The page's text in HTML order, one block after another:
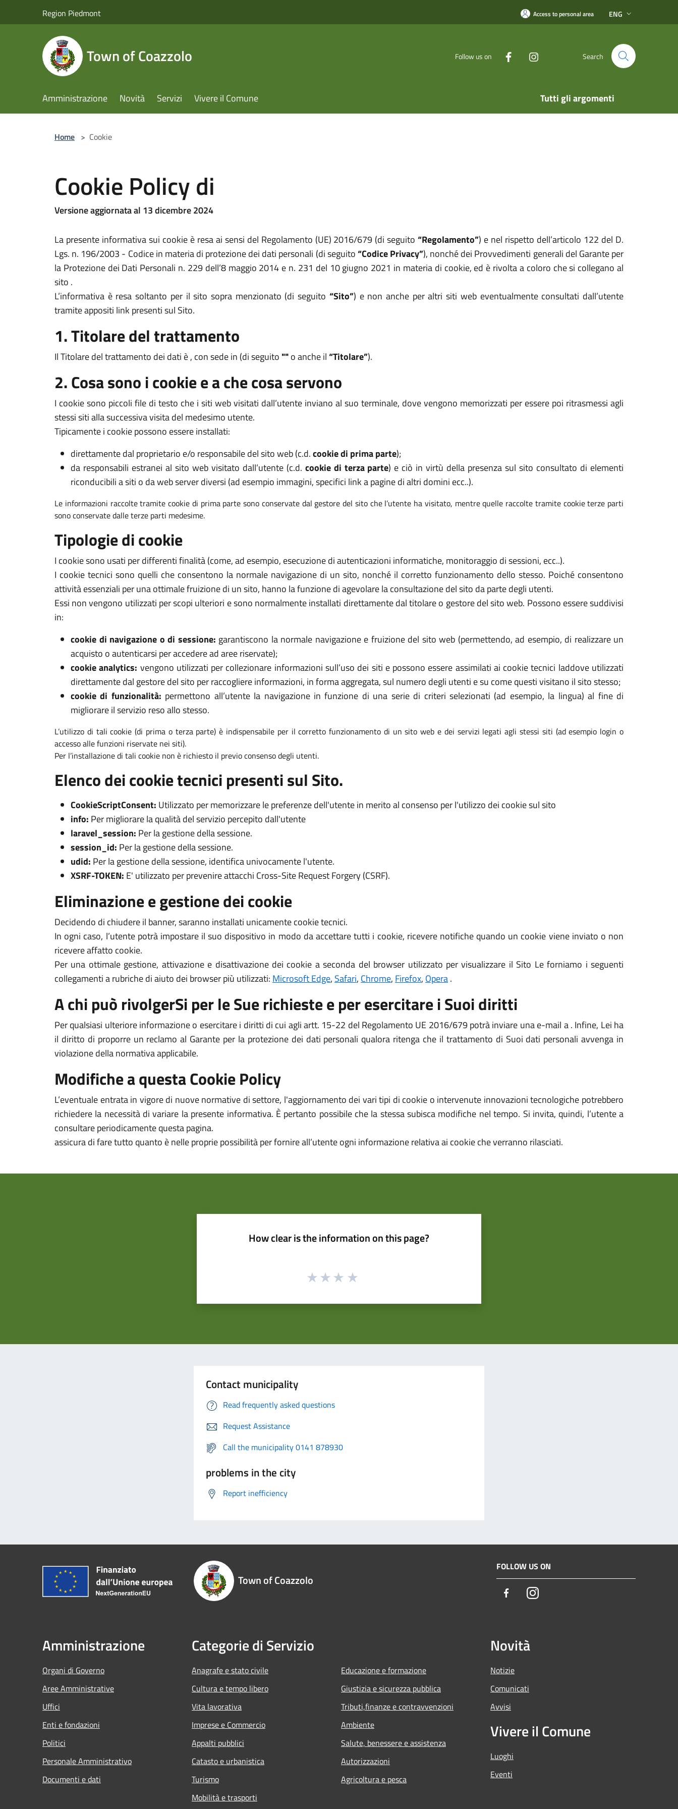
Region Piedmont Access to personal area ENG
Town of Coazzolo Follow us on Search
Amministrazione Novità Servizi Vivere il Comune Tutti gli argomenti
Home > Cookie
Cookie Policy di
Versione aggiornata al 13 dicembre 2024
La presente informativa sui cookie è resa ai sensi del Regolamento (UE) 2016/679 (di seguito“Regolamento”) e nel rispetto dell’articolo 122 del D.
Lgs. n. 196/2003 - Codice in materia di protezione dei dati personali (di seguito“Codice Privacy”), nonché dei Provvedimenti generali del Garante per
la Protezione dei Dati Personali n. 229 dell’8 maggio 2014 e n. 231 del 10 giugno 2021 in materia di cookie, ed è rivolta a coloro che si collegano al
sito .
L’informativa è resa soltanto per il sito sopra menzionato (di seguito “Sito”) e non anche per altri siti web eventualmente consultati dall’utente
tramite appositi link presenti sul Sito.
1. Titolare del trattamento
Il Titolare del trattamento dei dati è , con sede in (di seguito ""o anche il“Titolare”).
2. Cosa sono i cookie e a che cosa servono
I cookie sono piccoli file di testo che i siti web visitati dall’utente inviano al suo terminale, dove vengono memorizzati per essere poi ritrasmessi agli
stessi siti alla successiva visita del medesimo utente.
Tipicamente i cookie possono essere installati:
direttamente dal proprietario e/o responsabile del sito web (c.d.cookie di prima parte);
da responsabili estranei al sito web visitato dall’utente (c.d. cookie di terza parte) e ciò in virtù della presenza sul sito consultato di elementi
riconducibili a siti o da web server diversi (ad esempio immagini, specifici link a pagine di altri domini ecc..).
Le informazioni raccolte tramite cookie di prima parte sono conservate dal gestore del sito che l’utente ha visitato, mentre quelle raccolte tramite cookie terze parti
sono conservate dalle terze parti medesime.
Tipologie di cookie
I cookie sono usati per differenti finalità (come, ad esempio, esecuzione di autenticazioni informatiche, monitoraggio di sessioni, ecc..).
I cookie tecnici sono quelli che consentono la normale navigazione di un sito, nonché il corretto funzionamento dello stesso. Poiché consentono
attività essenziali per una ottimale fruizione di un sito, hanno la funzione di agevolare la consultazione del sito da parte degli utenti.
Essi non vengono utilizzati per scopi ulteriori e sono normalmente installati direttamente dal titolare o gestore del sito web. Possono essere suddivisi
in:
cookie di navigazione o di sessione: garantiscono la normale navigazione e fruizione del sito web (permettendo, ad esempio, di realizzare un
acquisto o autenticarsi per accedere ad aree riservate);
cookie analytics: vengono utilizzati per collezionare informazioni sull’uso dei siti e possono essere assimilati ai cookie tecnici laddove utilizzati
direttamente dal gestore del sito per raccogliere informazioni, in forma aggregata, sul numero degli utenti e su come questi visitano il sito stesso;
cookie di funzionalità: permettono all’utente la navigazione in funzione di una serie di criteri selezionati (ad esempio, la lingua) al fine di
migliorare il servizio reso allo stesso.
L’utilizzo di tali cookie (di prima o terza parte) è indispensabile per il corretto funzionamento di un sito web e dei servizi legati agli stessi siti (ad esempio login o
accesso alle funzioni riservate nei siti).
Per l’installazione di tali cookie non è richiesto il previo consenso degli utenti.
Elenco dei cookie tecnici presenti sul Sito.
CookieScriptConsent: Utilizzato per memorizzare le preferenze dell'utente in merito al consenso per l'utilizzo dei cookie sul sito
info: Per migliorare la qualità del servizio percepito dall'utente
laravel_session: Per la gestione della sessione.
session_id: Per la gestione della sessione.
udid: Per la gestione della sessione, identifica univocamente l'utente.
XSRF-TOKEN: E' utilizzato per prevenire attacchi Cross-Site Request Forgery (CSRF).
Eliminazione e gestione dei cookie
Decidendo di chiudere il banner, saranno installati unicamente cookie tecnici.
In ogni caso, l’utente potrà impostare il suo dispositivo in modo da accettare tutti i cookie, ricevere notifiche quando un cookie viene inviato o non
ricevere affatto cookie.
Per una ottimale gestione, attivazione e disattivazione dei cookie a seconda del browser utilizzato per visualizzare il Sito Le forniamo i seguenti
collegamenti a rubriche di aiuto dei browser più utilizzati: Microsoft Edge, Safari, Chrome, Firefox, Opera.
A chi può rivolgerSi per le Sue richieste e per esercitare i Suoi diritti
Per qualsiasi ulteriore informazione o esercitare i diritti di cui agli artt. 15-22 del Regolamento UE 2016/679 potrà inviare una e-mail a . Infine, Lei ha
il diritto di proporre un reclamo al Garante per la protezione dei dati personali qualora ritenga che il trattamento di Suoi dati personali avvenga in
violazione della normativa applicabile.
Modifiche a questa Cookie Policy
L’eventuale entrata in vigore di nuove normative di settore, l'aggiornamento dei vari tipi di cookie o intervenute innovazioni tecnologiche potrebbero
richiedere la necessità di variare la presente informativa. È pertanto possibile che la stessa subisca modifiche nel tempo. Si invita, quindi, l’utente a
consultare periodicamente questa pagina.
assicura di fare tutto quanto è nelle proprie possibilità per fornire all’utente ogni informazione relativa ai cookie che verranno rilasciati.
How clear is the information on this page?
Contact municipality
Read frequently asked questions
Request Assistance
Call the municipality 0141 878930
problems in the city
Report inefficiency
Town of Coazzolo
FOLLOW US ON
FacebookInstagram
Amministrazione
Organi di Governo
Aree Amministrative
Uffici
Enti e fondazioni
Politici
Personale Amministrativo
Documenti e dati
Categorie di Servizio
Anagrafe e stato civile
Cultura e tempo libero
Vita lavorativa
Imprese e Commercio
Appalti pubblici
Catasto e urbanistica
Turismo
Mobilità e trasporti
Educazione e formazione
Giustizia e sicurezza pubblica
Tributi,finanze e contravvenzioni
Ambiente
Salute, benessere e assistenza
Autorizzazioni
Agricoltura e pesca
Novità
Notizie
Comunicati
Avvisi
Vivere il Comune
Luoghi
Eventi